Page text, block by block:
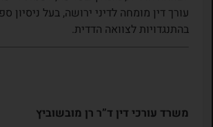
עורך דין מומחה לדיני ירושה, בעל ניסיון
בהתנגדויות לצוואה הדדית.
משרד עורכי דין ד”ר רן מובשוביץ